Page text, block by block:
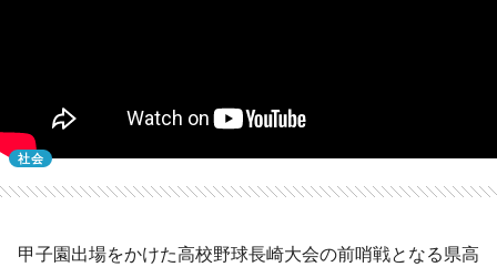
社会
甲子園出場をかけた高校野球長崎大会の前哨戦となる県高